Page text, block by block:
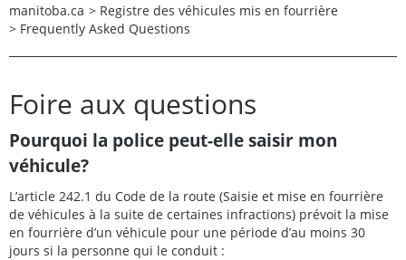
manitoba.ca > Registre des véhicules mis en fourrière
> Frequently Asked Questions
Foire aux questions
Pourquoi la police peut-elle saisir mon
véhicule?
L’article 242.1 du Code de la route (Saisie et mise en fourrière
de véhicules à la suite de certaines infractions) prévoit la mise
en fourrière d’un véhicule pour une période d’au moins 30
jours si la personne qui le conduit :